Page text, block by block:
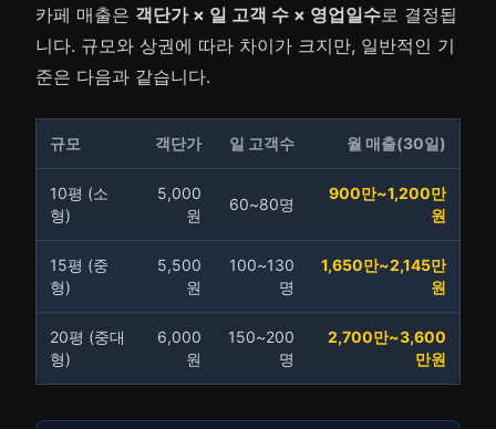
카페 매출은 객단가 × 일 고객 수 × 영업일수로 결정됩
니다. 규모와 상권에 따라 차이가 크지만, 일반적인 기
준은 다음과 같습니다.
규모 객단가 일 고객수 월 매출(30일)
10평 (소
형)
5,000
원
60~80명
900만~1,200만
원
15평 (중
형)
5,500
원
100~130
명
1,650만~2,145만
원
20평 (중대
형)
6,000
원
150~200
명
2,700만~3,600
만원